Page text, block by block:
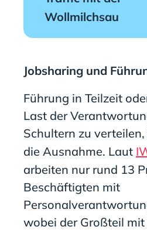
Wollmilchsau
Jobsharing und
Führung in Teilzeit
Last der
Schultern zu
die Ausnahme. Laut
arbeiten nur rund 13
Beschäftigten mit
wobei der Großteil